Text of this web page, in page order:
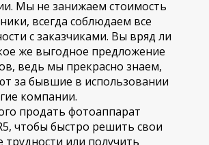
Мы не занижаем стоимость
всегда соблюдаем все
с заказчиками. Вы вряд ли
же выгодное предложение
ведь мы прекрасно знаем,
за бывшие в использовании
компании.
продать фотоаппарат
чтобы быстро решить свои
или получить